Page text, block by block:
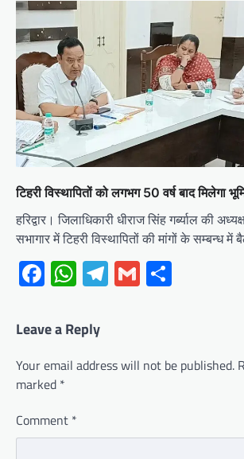
टिहरी विस्थापितों को लगभग 50 वर्ष बाद मिलेगा
हरिद्वार। जिलाधिकारी धीराज सिंह गर्ब्याल की
सभागार में टिहरी विस्थापितों की मांगों के सम्बन्ध
Facebook
WhatsApp
Telegram
Gmail
Leave a Reply
Your email address will not be published.
marked *
Comment *